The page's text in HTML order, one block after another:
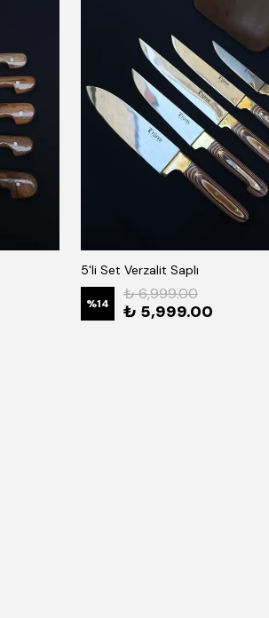
5'li Set Verzalit Saplı
%14
₺ 6,999.00
₺ 5,999.00